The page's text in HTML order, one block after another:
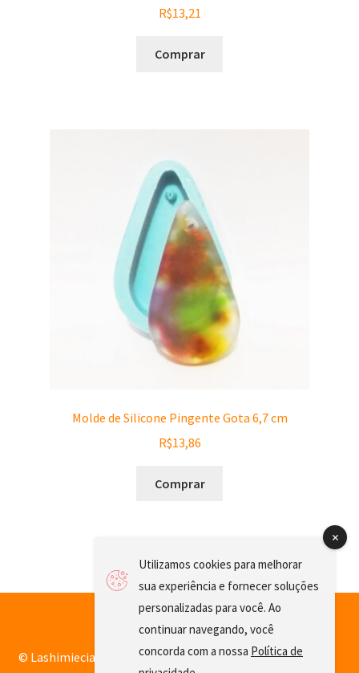
R$13,21
Comprar
Molde de Silicone Pingente Gota 6,7 cm
R$13,86
Comprar
© Lashimiecia 2026
Utilizamos cookies para melhorar
sua experiência e fornecer soluções
personalizadas para você. Ao
continuar navegando, você
concorda com a nossa Política de